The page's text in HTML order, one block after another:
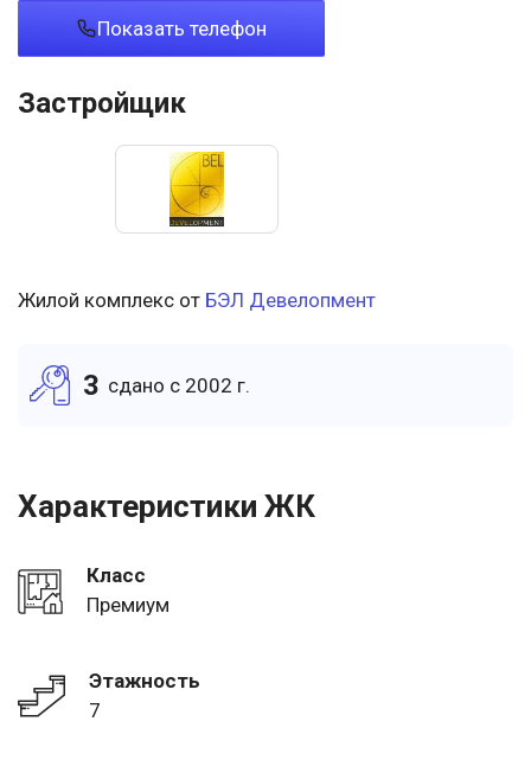
Показать телефон
Застройщик
Жилой комплекс от БЭЛ Девелопмент
3 cдано c 2002 г.
Характеристики ЖК
Класс
Премиум
Этажность
7